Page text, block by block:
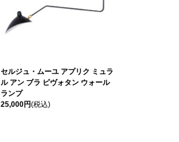
セルジュ・ムーユ アプリク ミュラ
ル アン ブラ ピヴォタン ウォール
ランプ
25,000円(税込)